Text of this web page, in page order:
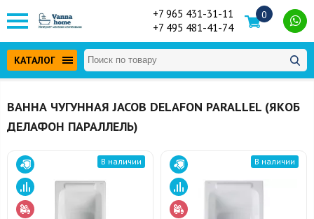
+7 965 431-31-11
+7 495 481-41-74
0
КАТАЛОГ
ВАННА ЧУГУННАЯ JACOB DELAFON PARALLEL (ЯКОБ
ДЕЛАФОН ПАРАЛЛЕЛЬ)
В наличии В наличии